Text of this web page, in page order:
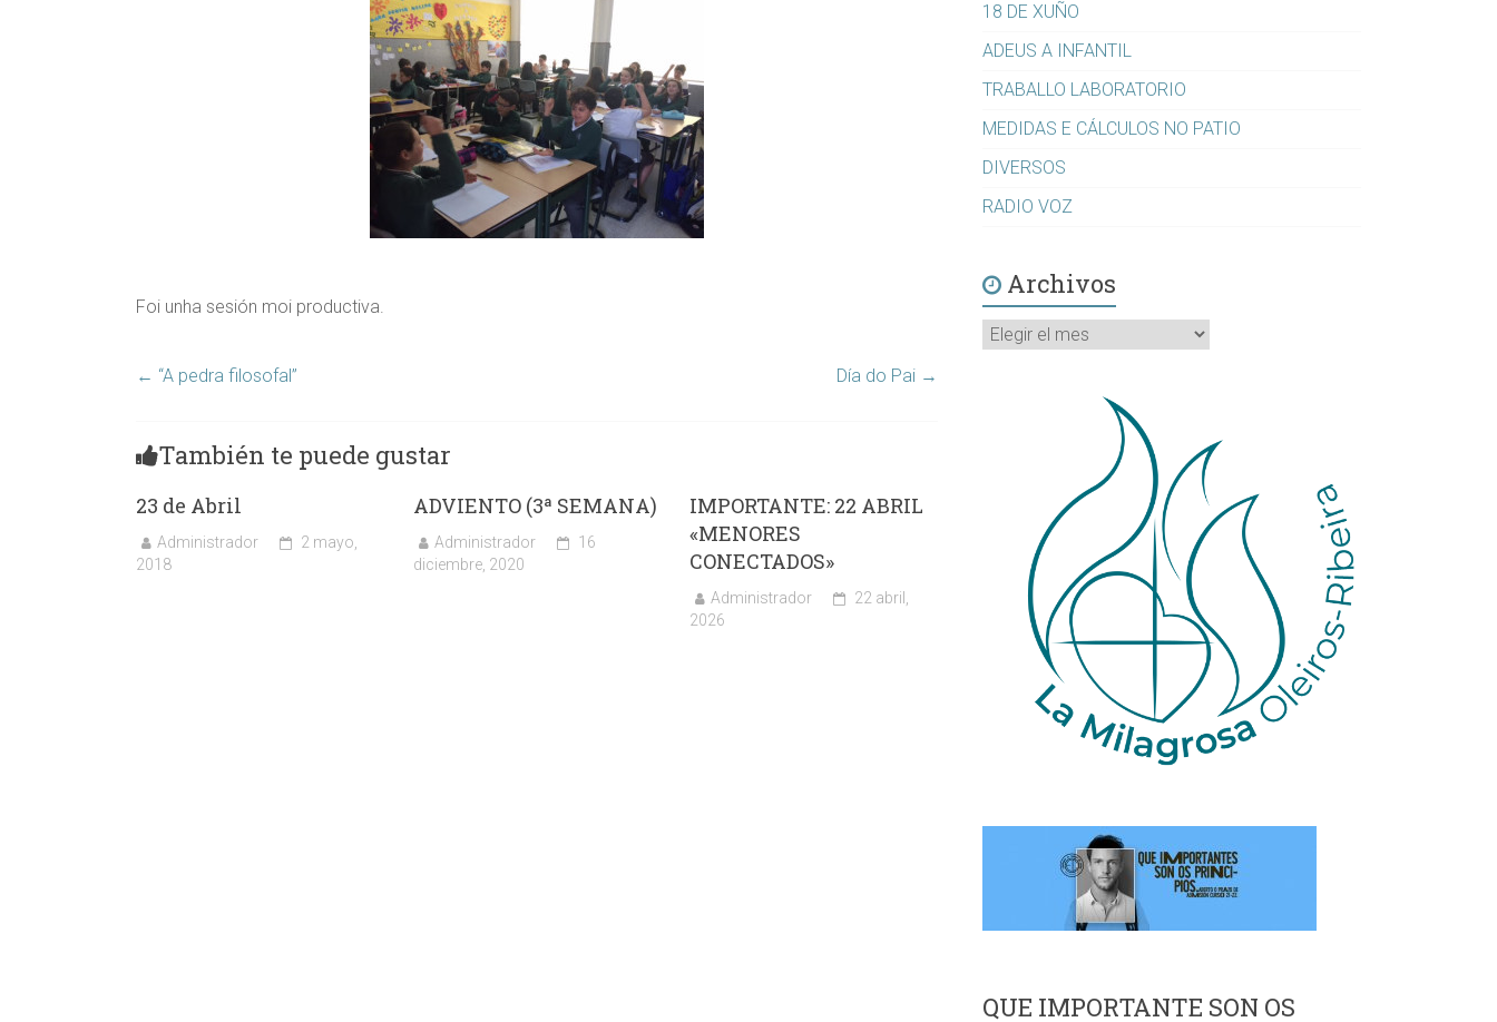
Foi unha sesión moi productiva.
← “A pedra filosofal” Día do Pai →
También te puede gustar
23 de Abril
Administrador
2 mayo,
2018
ADVIENTO (3ª SEMANA)
Administrador
16
diciembre, 2020
IMPORTANTE: 22 ABRIL
«MENORES
CONECTADOS»
Administrador
22 abril,
2026
18 DE XUÑO
ADEUS A INFANTIL
TRABALLO LABORATORIO
MEDIDAS E CÁLCULOS NO PATIO
DIVERSOS
RADIO VOZ
Archivos
Archivos
QUE IMPORTANTE SON OS